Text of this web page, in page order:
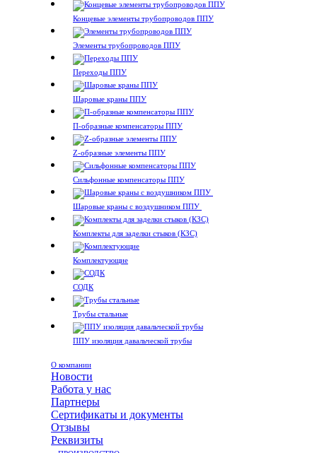
Концевые элементы трубопроводов ППУ
Элементы трубопроводов ППУ
Переходы ППУ
Шаровые краны ППУ
П-образные компенсаторы ППУ
Z-образные элементы ППУ
Сильфонные компенсаторы ППУ
Шаровые краны с воздушником ППУ
Комплекты для заделки стыков (КЗС)
Комплектующие
СОДК
Трубы стальные
ППУ изоляция давальческой трубы
О компании
Новости
Работа у нас
Партнеры
Сертификаты и документы
Отзывы
Реквизиты